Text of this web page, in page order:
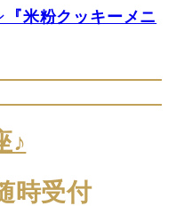
『米粉クッキーメニ
♪
時受付